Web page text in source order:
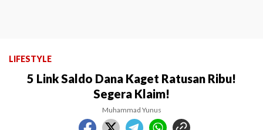
LIFESTYLE
5 Link Saldo Dana Kaget Ratusan Ribu!
Segera Klaim!
Muhammad Yunus